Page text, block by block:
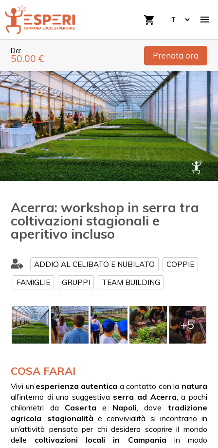

shopping_cart
Da:
50.00 € Prenota ora
Acerra: workshop in serra tra
coltivazioni stagionali e
aperitivo incluso
ADDIO AL CELIBATO E NUBILATO
COPPIE
FAMIGLIE
GRUPPI TEAM BUILDING
+5
COSA FARAI
Vivi un’esperienza autentica a contatto con la natura
all’interno di una suggestiva serra ad Acerra , a pochi
chilometri da Caserta e Napoli , dove tradizione
agricola
stagionalità e convivialità si incontrano in
un’attività pensata per chi desidera scoprire il mondo
delle coltivazioni locali in Campania in modo